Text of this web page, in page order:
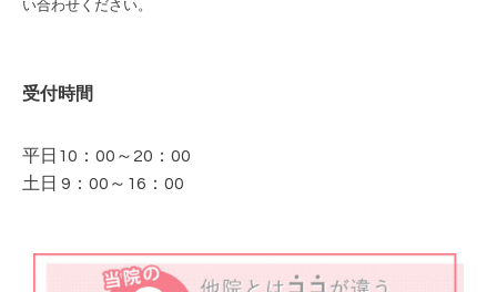
い合わせください。
受付時間
平日10：00～20：00
土日 9：00～16：00